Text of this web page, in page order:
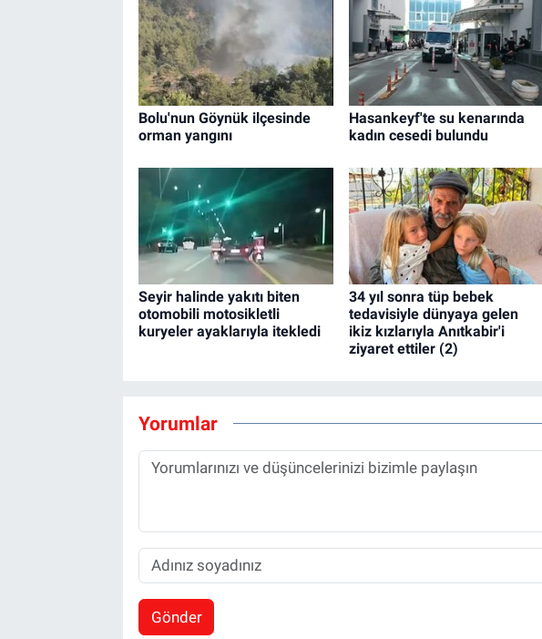
Bolu'nun Göynük ilçesinde
orman yangını
Hasankeyf'te su kenarında
kadın cesedi bulundu
Seyir halinde yakıtı biten
otomobili motosikletli
kuryeler ayaklarıyla itekledi
34 yıl sonra tüp bebek
tedavisiyle dünyaya gelen
ikiz kızlarıyla Anıtkabir'i
ziyaret ettiler (2)
Yorumlar
Gönder